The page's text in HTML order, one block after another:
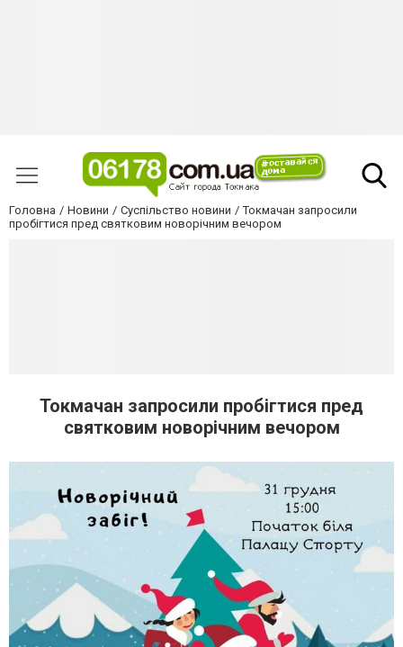
Головна Новини Суспільство новини
Токмачан запросили
пробігтися пред святковим новорічним вечором
Токмачан запросили пробігтися пред
святковим новорічним вечором